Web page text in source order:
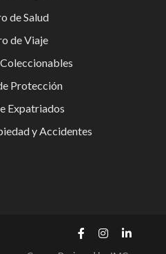
de Salud
de Viaje
Protección
Expatriados
y Accidentes